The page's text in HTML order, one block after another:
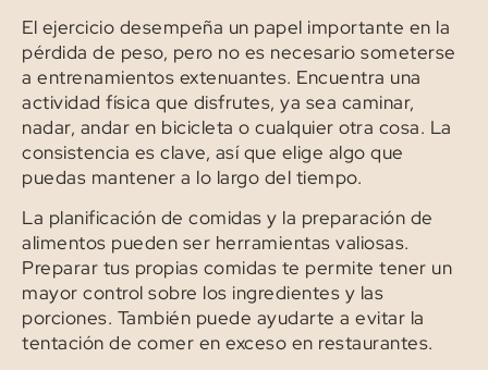
El ejercicio desempeña un papel importante en la
pérdida de peso, pero no es necesario someterse
a entrenamientos extenuantes. Encuentra una
actividad física que disfrutes, ya sea caminar,
nadar, andar en bicicleta o cualquier otra cosa. La
consistencia es clave, así que elige algo que
puedas mantener a lo largo del tiempo.
La planificación de comidas y la preparación de
alimentos pueden ser herramientas valiosas.
Preparar tus propias comidas te permite tener un
mayor control sobre los ingredientes y las
porciones. También puede ayudarte a evitar la
tentación de comer en exceso en restaurantes.